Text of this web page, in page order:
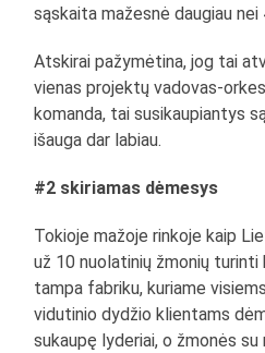
sąskaita mažesnė daugiau nei
Atskirai pažymėtina, jog tai
vienas projektų vadovas-
komanda, tai susikaupiantys
išauga dar labiau.
#2 skiriamas dėmesys
Tokioje mažoje rinkoje kaip
už 10 nuolatinių žmonių
tampa fabriku, kuriame
vidutinio dydžio klientams
sukaupę lyderiai, o žmonės